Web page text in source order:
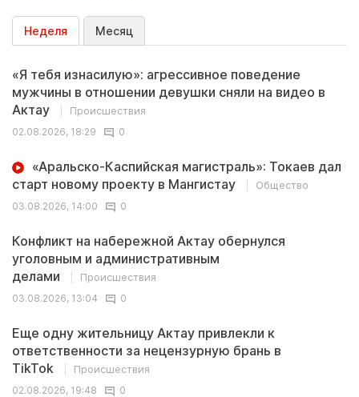
Неделя Месяц
«Я тебя изнасилую»: агрессивное поведение
мужчины в отношении девушки сняли на видео в
Актау
Происшествия
02.08.2026, 18:29
0
«Аральско-Каспийская магистраль»: Токаев дал
старт новому проекту в Мангистау
Общество
03.08.2026, 14:00
0
Конфликт на набережной Актау обернулся
уголовным и административным
делами
Происшествия
03.08.2026, 13:04
0
Еще одну жительницу Актау привлекли к
ответственности за нецензурную брань в
TikTok
Происшествия
02.08.2026, 19:48
0